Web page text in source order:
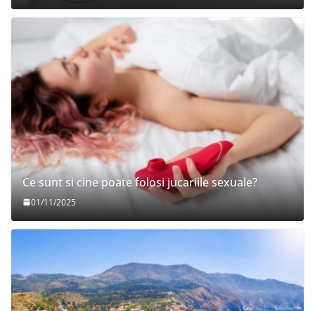
Ce sunt si cine poate folosi jucariile sexuale?
01/11/2025